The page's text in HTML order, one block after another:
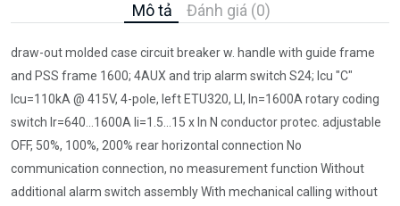
Mô tả Đánh giá (0)
draw-out molded case circuit breaker w. handle with guide frame
and PSS frame 1600; 4AUX and trip alarm switch S24; Icu "C"
Icu=110kA @ 415V, 4-pole, left ETU320, LI, In=1600A rotary coding
switch Ir=640...1600A Ii=1.5...15 x In N conductor protec. adjustable
OFF, 50%, 100%, 200% rear horizontal connection No
communication connection, no measurement function Without
additional alarm switch assembly With mechanical calling without